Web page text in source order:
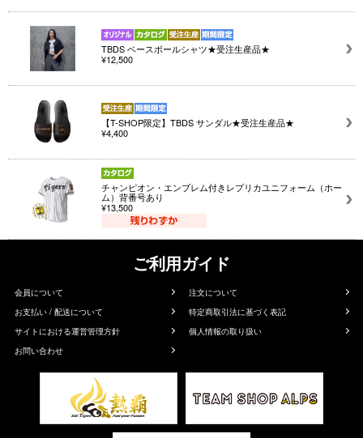
TBDS ベースボールシャツ★受注生産品★
¥12,500
【T-SHOP限定】TBDS サンダル★受注生産品★
¥4,400
チャンピオン・エンブレム付きレプリカユニフォーム（ホー
ム）背番号あり
¥13,500
ご利用ガイド
会員について
注文について
お支払い / 配送について
特定商取引法に基づく表記
サイトにおける運営管理方針
個人情報の取り扱い
お問い合わせ